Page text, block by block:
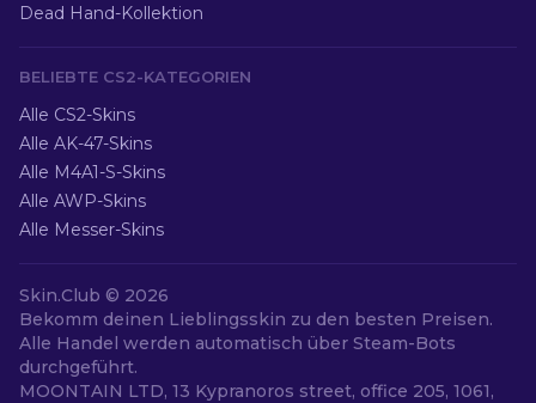
Dead Hand-Kollektion
BELIEBTE CS2-KATEGORIEN
Alle CS2-Skins
Alle AK-47-Skins
Alle M4A1-S-Skins
Alle AWP-Skins
Alle Messer-Skins
Skin.Club © 2026
Bekomm deinen Lieblingsskin zu den besten Preisen.
Alle Handel werden automatisch über Steam-Bots
durchgeführt.
MOONTAIN LTD, 13 Kypranoros street, office 205, 1061,